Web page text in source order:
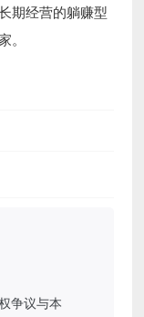
期经营的躺赚型
争议与本